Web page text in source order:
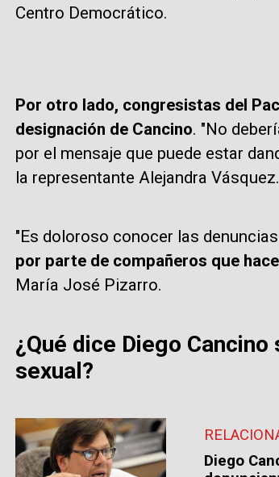
Centro Democrático.
Por otro lado, congresistas del
designación de Cancino. "No
por el mensaje que puede estar
la representante Alejandra Vásquez.
"Es doloroso conocer las
por parte de compañeros que
María José Pizarro.
¿Qué dice Diego
sexual?
Diego